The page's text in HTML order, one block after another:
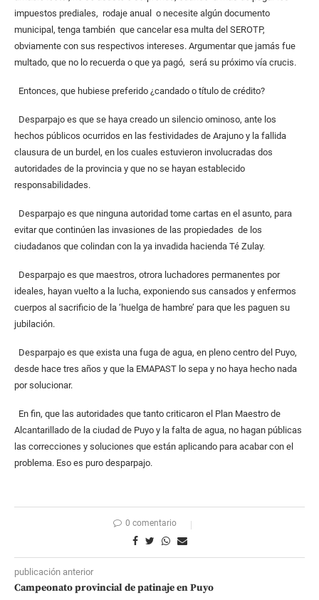
impuestos prediales, rodaje anual o necesite algún documento
municipal, tenga también que cancelar esa multa del SEROTP,
obviamente con sus respectivos intereses. Argumentar que jamás fue
multado, que no lo recuerda o que ya pagó, será su próximo vía crucis.
Entonces, que hubiese preferido ¿candado o título de crédito?
Desparpajo es que se haya creado un silencio ominoso, ante los
hechos públicos ocurridos en las festividades de Arajuno y la fallida
clausura de un burdel, en los cuales estuvieron involucradas dos
autoridades de la provincia y que no se hayan establecido
responsabilidades.
Desparpajo es que ninguna autoridad tome cartas en el asunto, para
evitar que continúen las invasiones de las propiedades de los
ciudadanos que colindan con la ya invadida hacienda Té Zulay.
Desparpajo es que maestros, otrora luchadores permanentes por
ideales, hayan vuelto a la lucha, exponiendo sus cansados y enfermos
cuerpos al sacrificio de la ‘huelga de hambre’ para que les paguen su
jubilación.
Desparpajo es que exista una fuga de agua, en pleno centro del Puyo,
desde hace tres años y que la EMAPAST lo sepa y no haya hecho nada
por solucionar.
En fin, que las autoridades que tanto criticaron el Plan Maestro de
Alcantarillado de la ciudad de Puyo y la falta de agua, no hagan públicas
las correcciones y soluciones que están aplicando para acabar con el
problema. Eso es puro desparpajo.
0 comentario
publicación anterior
Campeonato provincial de patinaje en Puyo